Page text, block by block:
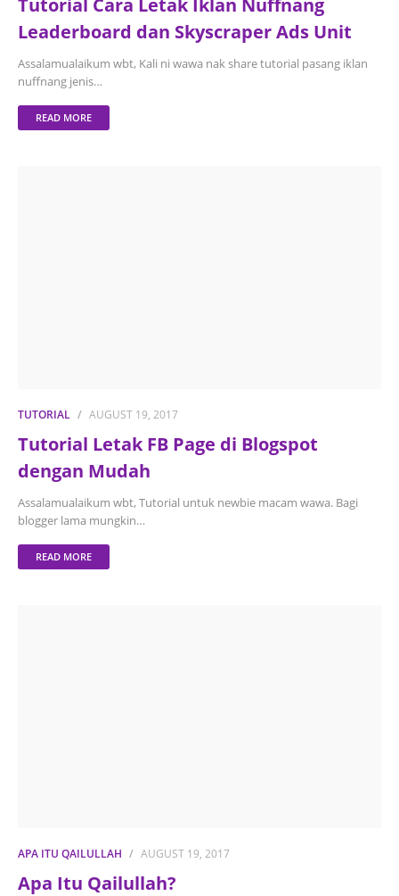
Tutorial Cara Letak Iklan Nuffnang
Leaderboard dan Skyscraper Ads Unit
Assalamualaikum wbt, Kali ni wawa nak share tutorial pasang iklan
nuffnang jenis…
READ MORE
TUTORIAL AUGUST 19, 2017
Tutorial Letak FB Page di Blogspot
dengan Mudah
Assalamualaikum wbt, Tutorial untuk newbie macam wawa. Bagi
blogger lama mungkin…
READ MORE
APA ITU QAILULLAH AUGUST 19, 2017
Apa Itu Qailullah?